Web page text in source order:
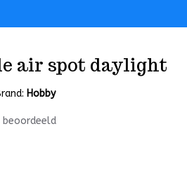
air spot daylight
Hobby
beoordeeld